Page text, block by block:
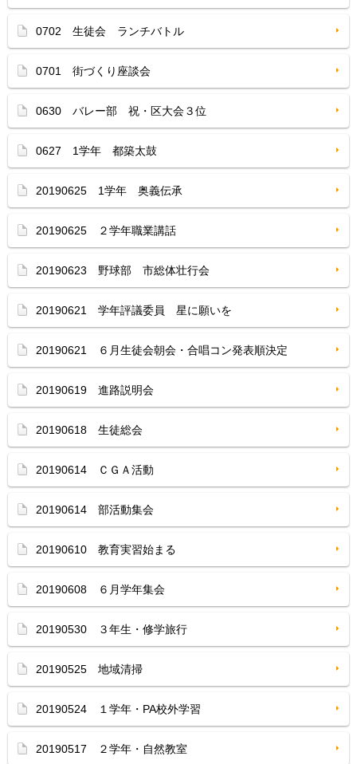
0702 生徒会 ランチバトル
0701 街づくり座談会
0630 バレー部 祝・区大会３位
0627 1学年 都築太鼓
20190625 1学年 奥義伝承
20190625 ２学年職業講話
20190623 野球部 市総体壮行会
20190621 学年評議委員 星に願いを
20190621 ６月生徒会朝会・合唱コン発表順決定
20190619 進路説明会
20190618 生徒総会
20190614 ＣＧＡ活動
20190614 部活動集会
20190610 教育実習始まる
20190608 ６月学年集会
20190530 ３年生・修学旅行
20190525 地域清掃
20190524 １学年・PA校外学習
20190517 ２学年・自然教室